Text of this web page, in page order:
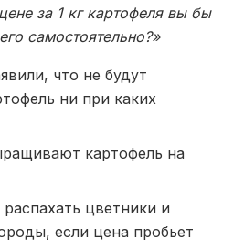
за 1 кг картофеля вы бы
самостоятельно?»
что не будут
ни при каких
картофель на
цветники и
если цена пробьет